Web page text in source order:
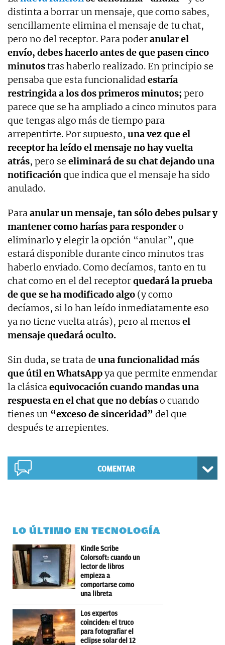
distinta a borrar un mensaje, que como sabes,
sencillamente elimina el mensaje de tu chat,
pero no del receptor. Para poderanular el
envío, debes hacerlo antes de que pasen cinco
minutostras haberlo realizado. En principio se
pensaba que esta funcionalidadestaría
restringida a los dos primeros minutos; pero
parece que se ha ampliado a cinco minutos para
que tengas algo más de tiempo para
arrepentirte. Por supuesto, una vez que el
receptor ha leído el mensaje no hay vuelta
atrás, pero se eliminará de su chat dejando una
notificaciónque indica que el mensaje ha sido
anulado.
Paraanular un mensaje, tan sólo debes pulsar y
mantener como harías para respondero
eliminarlo y elegir la opción “anular”, que
estará disponible durante cinco minutos tras
haberlo enviado. Como decíamos, tanto en tu
chat como en el del receptorquedará la prueba
de que se ha modificado algo (y como
decíamos, si lo han leído inmediatamente eso
ya no tiene vuelta atrás), pero al menos el
mensaje quedará oculto.
Sin duda, se trata de una funcionalidad más
que útil en WhatsAppya que permite enmendar
la clásicaequivocación cuando mandas una
respuesta en el chat que no debíaso cuando
tienes un “exceso de sinceridad” del que
después te arrepientes.
COMENTAR
LO ÚLTIMO EN TECNOLOGÍA
Kindle Scribe
Colorsoft: cuando un
lector de libros
empieza a
comportarse como
una libreta
Los expertos
coinciden: el truco
para fotografiar el
eclipse solar del 12